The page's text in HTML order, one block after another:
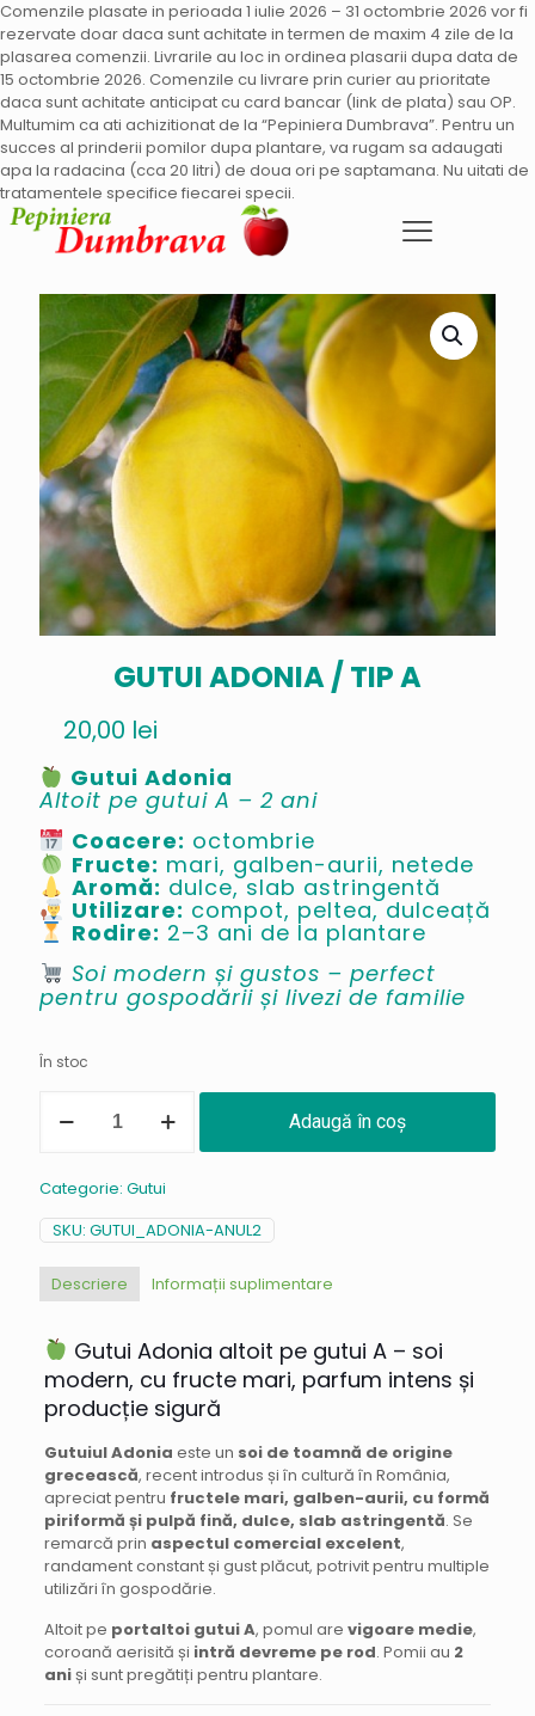
Comenzile plasate in perioada 1 iulie 2026 – 31 octombrie 2026 vor fi
rezervate doar daca sunt achitate in termen de maxim 4 zile de la
plasarea comenzii. Livrarile au loc in ordinea plasarii dupa data de
15 octombrie 2026. Comenzile cu livrare prin curier au prioritate
daca sunt achitate anticipat cu card bancar (link de plata) sau OP.
Multumim ca ati achizitionat de la “Pepiniera Dumbrava”. Pentru un
succes al prinderii pomilor dupa plantare, va rugam sa adaugati
apa la radacina (cca 20 litri) de doua ori pe saptamana. Nu uitati de
tratamentele specifice fiecarei specii.
GUTUI ADONIA / TIP A
20,00 lei
Gutui Adonia
Altoit pe gutui A – 2 ani
Coacere: octombrie
Fructe: mari, galben-aurii, netede
Aromă: dulce, slab astringentă
Utilizare: compot, peltea, dulceață
Rodire: 2–3 ani de la plantare
Soi modern și gustos – perfect
pentru gospodării și livezi de familie
În stoc
Gutui
Tip
A
Adaugă în coș
Categorie: Gutui
SKU: GUTUI_ADONIA-ANUL2
Descriere Informații suplimentare
Gutui Adonia altoit pe gutui A – soi
modern, cu fructe mari, parfum intens și
producție sigură
Gutuiul Adonia este un soi de toamnă de origine
grecească, recent introdus și în cultură în România,
apreciat pentru fructele mari, galben-aurii, cu formă
piriformă și pulpă fină, dulce, slab astringentă. Se
remarcă prin aspectul comercial excelent,
randament constant și gust plăcut, potrivit pentru multiple
utilizări în gospodărie.
Altoit pe portaltoi gutui A, pomul are vigoare medie,
coroană aerisită și intră devreme pe rod. Pomii au 2
aniși sunt pregătiți pentru plantare.